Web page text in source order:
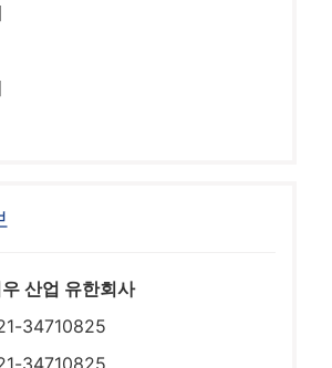
산업 유한회사
34710825